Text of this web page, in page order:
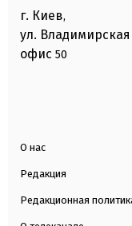
г. Киев,
ул. Владимирская
офис 50
О нас
Редакция
Редакционная